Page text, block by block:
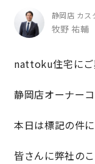
営業時間／
静岡店 カス
牧野 祐輔
nattoku住宅にご
静岡店オーナー
本日は標記の件
皆さんに弊社の